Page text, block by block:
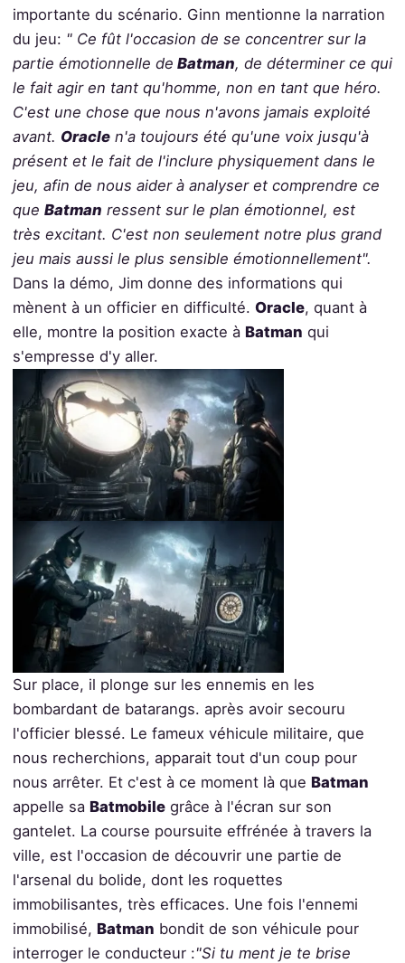
importante du scénario. Ginn mentionne la narration
du jeu: " Ce fût l'occasion de se concentrer sur la
partie émotionnelle de Batman, de déterminer ce qui
le fait agir en tant qu'homme, non en tant que héro.
C'est une chose que nous n'avons jamais exploité
avant. Oraclen'a toujours été qu'une voix jusqu'à
présent et le fait de l'inclure physiquement dans le
jeu, afin de nous aider à analyser et comprendre ce
que Batman ressent sur le plan émotionnel, est
très excitant. C'est non seulement notre plus grand
jeu mais aussi le plus sensible émotionnellement".
Dans la démo, Jim donne des informations qui
mènent à un officier en difficulté. Oracle, quant à
elle, montre la position exacte à Batman qui
s'empresse d'y aller.
Sur place, il plonge sur les ennemis en les
bombardant de batarangs. après avoir secouru
l'officier blessé. Le fameux véhicule militaire, que
nous recherchions, apparait tout d'un coup pour
nous arrêter. Et c'est à ce moment là que Batman
appelle sa Batmobilegrâce à l'écran sur son
gantelet. La course poursuite effrénée à travers la
ville, est l'occasion de découvrir une partie de
l'arsenal du bolide, dont les roquettes
immobilisantes, très efficaces. Une fois l'ennemi
immobilisé, Batman bondit de son véhicule pour
interroger le conducteur :"Si tu ment je te brise